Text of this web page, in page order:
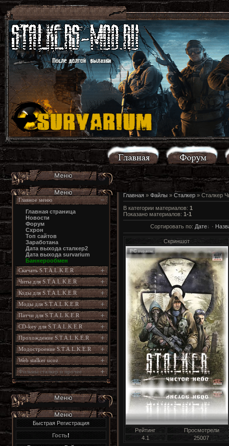
Главное меню
Главная страница
Новости
Форум
Схрон
Топ сайтов
Заработана
Дата выхода сталкер2
Дата выхода survarium
Баннерообмен
Скачать S.T.A.L.K.E.R
Читы для S.T.A.L.K.E.R
Коды для S.T.A.L.K.E.R
Моды для S.T.A.L.K.E.R
Патчи для S.T.A.L.K.E.R
CD-key для S.T.A.L.K.E.R
Прохождение S.T.A.L.K.E.R
Модостроение S.T.A.L.K.E.R
Web stalker ucoz
Фильмы сталкер и прочее
Быстрая Регистрация
Гость!
Главная» Файлы» Сталкер» Сталкер
В категории материалов: 1
Показано материалов: 1-1
Сортировать по: Дате ·
Скриншот
Рейтинг
Просмотрели
4.1
25007